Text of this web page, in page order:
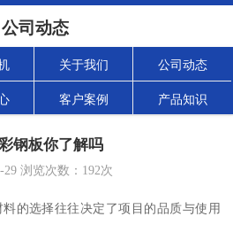
公司动态
关于我们 公司动态
客户案例 产品知识
钢板你了解吗
29浏览次数： 192次
的选择往往决定了项目的品质与使用